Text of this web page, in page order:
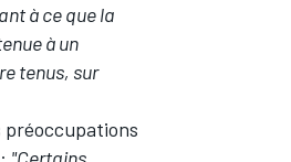
à ce que la
à un
tenus, sur
préoccupations